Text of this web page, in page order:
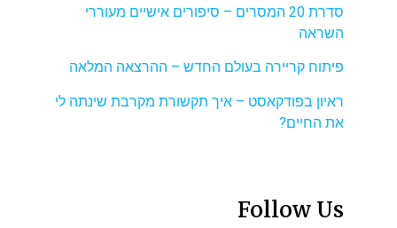
סדרת 20 המסרים – סיפורים אישיים מעוררי
השראה
פיתוח קריירה בעולם החדש – ההרצאה המלאה
ראיון בפודקאסט – איך תקשורת מקרבת שינתה לי
את החיים?
Follow Us